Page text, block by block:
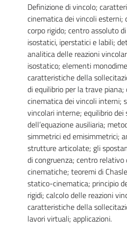
Definizione di vincolo;
cinematica dei vincoli esterni;
corpo rigido; centro assoluto
isostatici, iperstatici e labili;
analitica delle reazioni
isostatico; elementi
caratteristiche della
di equilibrio per la trave
cinematica dei vincoli interni;
vincolari interne; equilibrio
dell’equazione ausiliaria;
simmetrici ed emisimmetrici;
strutture articolate; gli
di congruenza; centro
cinematiche; teoremi di
statico-cinematica; principio
rigidi; calcolo delle reazioni
caratteristiche della
lavori virtuali; applicazioni.